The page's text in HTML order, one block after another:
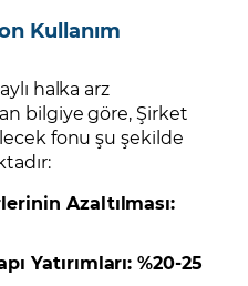
Kullanım
halka arz
bilgiye göre, Şirket
fonu şu şekilde
Azaltılması:
Yatırımları: %20-25